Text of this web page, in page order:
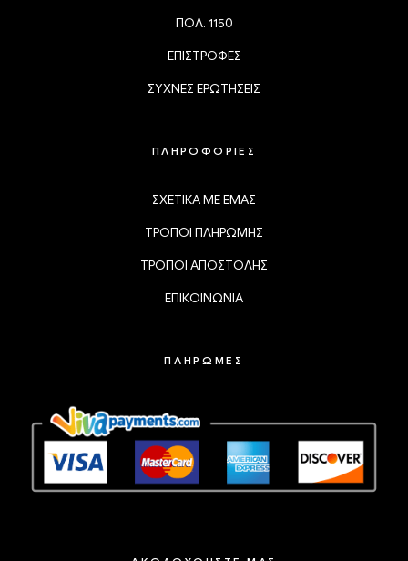
ΠΟΛ. 1150
ΕΠΙΣΤΡΟΦΕΣ
ΣΥΧΝΕΣ ΕΡΩΤΗΣΕΙΣ
ΠΛΗΡΟΦΟΡΙΕΣ
ΣΧΕΤΙΚΑ ΜΕ ΕΜΑΣ
ΤΡΟΠΟΙ ΠΛΗΡΩΜΗΣ
ΤΡΟΠΟΙ ΑΠΟΣΤΟΛΗΣ
ΕΠΙΚΟΙΝΩΝΙΑ
ΠΛΗΡΩΜΕΣ